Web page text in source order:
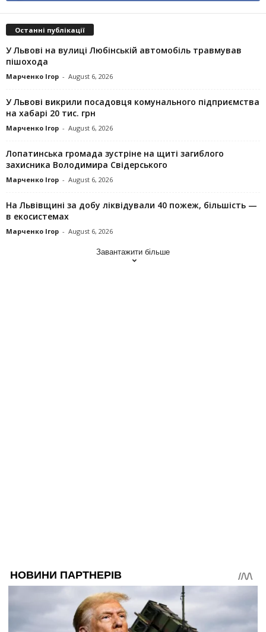
Останні публікації
У Львові на вулиці Любінській автомобіль травмував
пішохода
Марченко Ігор - August 6, 2026
У Львові викрили посадовця комунального підприємства
на хабарі 20 тис. грн
Марченко Ігор - August 6, 2026
Лопатинська громада зустріне на щиті загиблого
захисника Володимира Свідерського
Марченко Ігор - August 6, 2026
На Львівщині за добу ліквідували 40 пожеж, більшість —
в екосистемах
Марченко Ігор - August 6, 2026
Завантажити більше